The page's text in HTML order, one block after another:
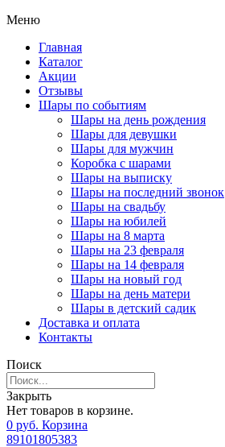
Меню
Главная
Каталог
Акции
Отзывы
Шары по событиям
Шары на день рождения
Шары для девушки
Шары для мужчин
Коробка с шарами
Шары на выписку
Шары на последний звонок
Шары на свадьбу
Шары на юбилей
Шары на 8 марта
Шары на 23 февраля
Шары на 14 февраля
Шары на новый год
Шары на день матери
Шары в детский садик
Доставка и оплата
Контакты
Поиск
Закрыть
Нет товаров в корзине.
0 руб. Корзина
89101805383